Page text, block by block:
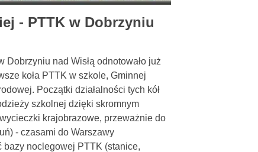
- PTTK w Dobrzyniu
nad Wisłą odnotowało już
koła PTTK w szkole, Gminnej
Początki działalności tych kół
szkolnej dzięki skromnym
krajobrazowe, przeważnie do
- czasami do Warszawy
bazy noclegowej PTTK (stanice,